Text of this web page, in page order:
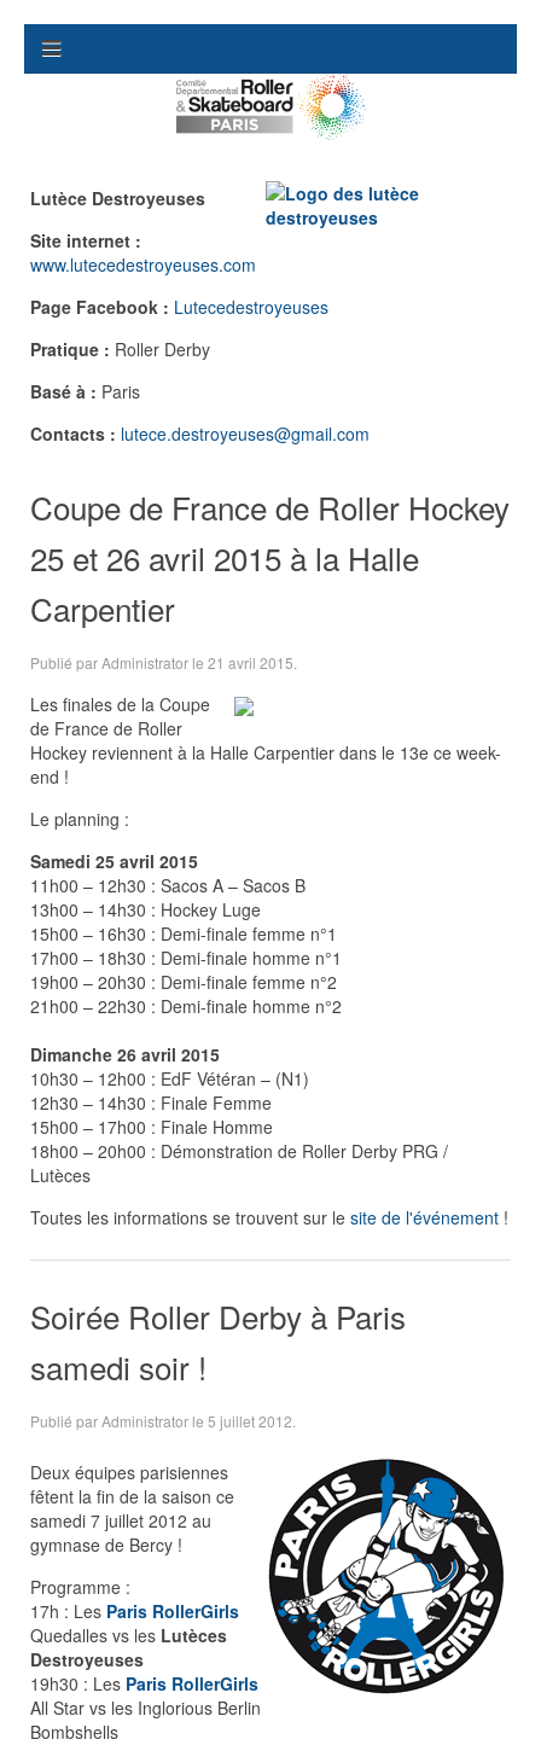
Lutèce Destroyeuses
Site internet :
www.lutecedestroyeuses.com
Page Facebook : Lutecedestroyeuses
Pratique : Roller Derby
Basé à : Paris
Contacts : lutece.destroyeuses@gmail.com
Coupe de France de Roller Hockey
25 et 26 avril 2015 à la Halle
Carpentier
Publié par Administrator le 21 avril 2015
Les finales de la Coupe
de France de Roller
Hockey reviennent à la Halle Carpentier dans le 13e ce week-
end !
Le planning :
Samedi 25 avril 2015
11h00 – 12h30 : Sacos A – Sacos B
13h00 – 14h30 : Hockey Luge
15h00 – 16h30 : Demi-finale femme n°1
17h00 – 18h30 : Demi-finale homme n°1
19h00 – 20h30 : Demi-finale femme n°2
21h00 – 22h30 : Demi-finale homme n°2
Dimanche 26 avril 2015
10h30 – 12h00 : EdF Vétéran – (N1)
12h30 – 14h30 : Finale Femme
15h00 – 17h00 : Finale Homme
18h00 – 20h00 : Démonstration de Roller Derby PRG /
Lutèces
Toutes les informations se trouvent sur le site de l'événement !
Soirée Roller Derby à Paris
samedi soir !
Publié par Administrator le 5 juillet 2012
Deux équipes parisiennes
fêtent la fin de la saison ce
samedi 7 juillet 2012 au
gymnase de Bercy !
Programme :
17h : Les Paris RollerGirls
Quedalles vs les Lutèces
Destroyeuses
19h30 : Les Paris RollerGirls
All Star vs les Inglorious Berlin
Bombshells